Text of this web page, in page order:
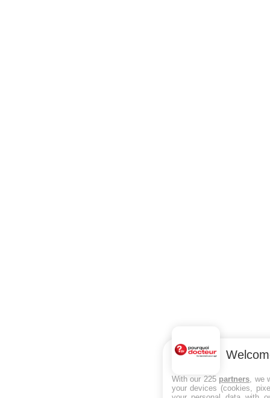
With our 225 partners ,
your devices (cookies,